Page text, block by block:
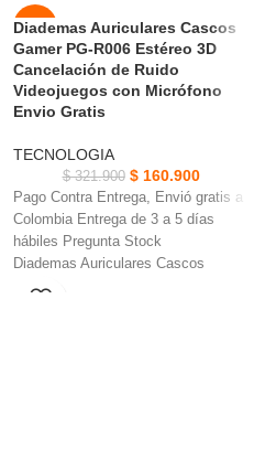
-50%
NUEVO
Diademas Auriculares Cascos
Gamer PG-R006 Estéreo 3D
Cancelación de Ruido
Videojuegos con Micrófono
Envio Gratis
TECNOLOGIA
$321.900 $160.900
Pago Contra Entrega, Envió gratis a
Colombia Entrega de 3 a 5 días
hábiles Pregunta Stock
Diademas Auriculares Cascos
Gamer PG-R006 con microfono